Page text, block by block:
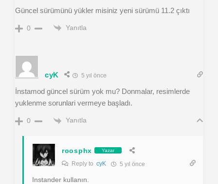
Güncel sürümünü yükler misiniz yeni sürümü 11.2 çıktı
0 Yanıtla
cyK 5 yıl önce
İnstamod güncel sürüm yok mu? Donmalar, resimlerde
yuklenme sorunlari vermeye başladı.
0 Yanıtla
roosphx Yazar
Reply to cyK 5 yıl önce
Instander kullanın.